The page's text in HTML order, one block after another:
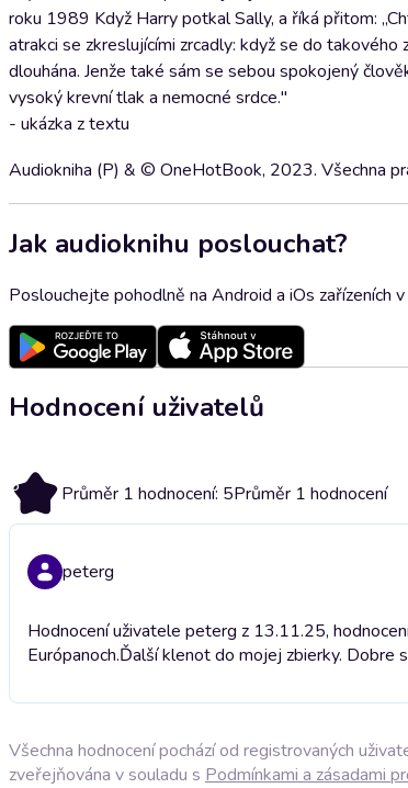
roku 1989 Když Harry potkal Sally, a říká přitom:
atrakci se zkreslujícími zrcadly: když se do
dlouhána. Jenže také sám se sebou spokojený
vysoký krevní tlak a nemocné srdce."
- ukázka z textu
Audiokniha (P) & © OneHotBook, 2023. Všechna
Jak audioknihu poslouchat?
Poslouchejte pohodlně na Android a iOs zařízeních
Hodnocení uživatelů
5 Průměr 1 hodnocení: 5Průměr 1 hodnocení
peterg
Hodnocení uživatele peterg z 13.11.25,
Európanoch.Ďalší klenot do mojej zbierky. Dobre
Všechna hodnocení pochází od registrovaných
zveřejňována v souladu s Podmínkami a zásadami